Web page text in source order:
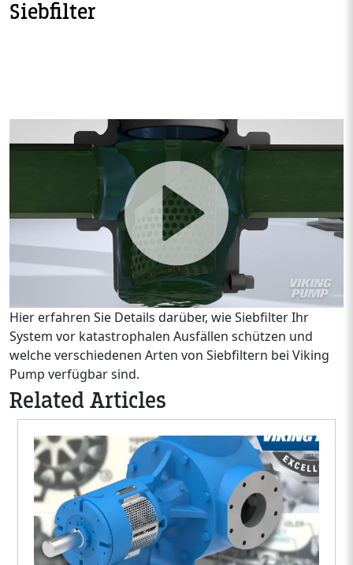
Siebfilter
Hier erfahren Sie Details darüber, wie Siebfilter Ihr
System vor katastrophalen Ausfällen schützen und
welche verschiedenen Arten von Siebfiltern bei Viking
Pump verfügbar sind.
Related Articles